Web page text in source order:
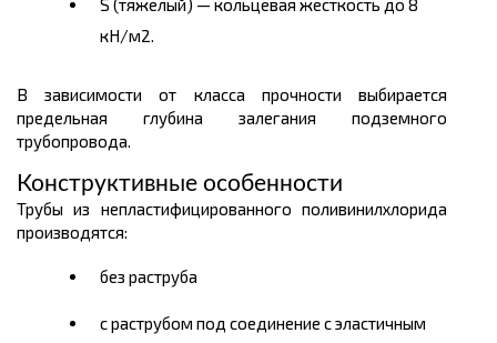
S (тяжелый) — кольцевая жесткость до 8
кН/м2.
В зависимости от класса прочности выбирается
предельная глубина залегания подземного
трубопровода.
Конструктивные особенности
Трубы из непластифицированного поливинилхлорида
производятся:
без раструба
с раструбом под соединение с эластичным